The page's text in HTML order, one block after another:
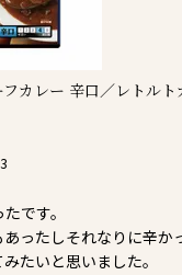
フカレー 辛口／レトル
です。
ったしそれなりに辛か
たいと思いました。